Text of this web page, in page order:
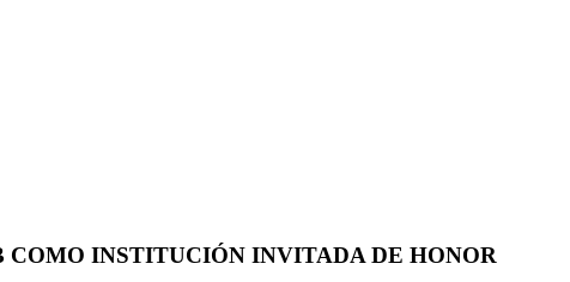
COMO INSTITUCIÓN INVITADA DE HONOR